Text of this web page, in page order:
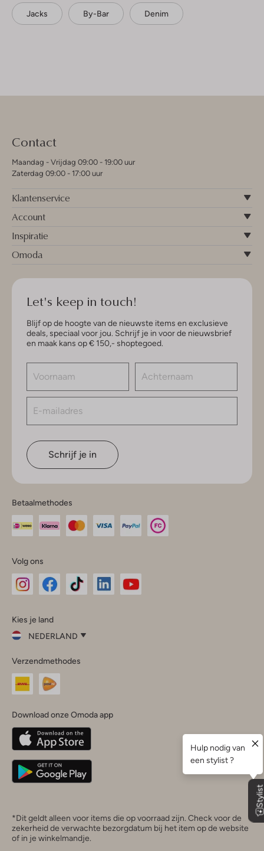
Jacks By-Bar Denim
Contact
Maandag - Vrijdag 09:00 - 19:00 uur
Zaterdag 09:00 - 17:00 uur
Klantenservice
Account
Inspiratie
Omoda
Let's keep in touch!
Blijf op de hoogte van de nieuwste items en exclusieve
deals, speciaal voor jou. Schrijf je in voor de nieuwsbrief
en maak kans op € 150,- shoptegoed.
Schrijf je in
Betaalmethodes
Volg ons
InstagramFacebook
Kies je land
NEDERLAND
je
land
Nederland
Belgique(Français)
Deutschland
Verzendmethodes
Download onze Omoda app
*Dit geldt alleen voor items die op voorraad zijn. Check voor de
zekerheid de verwachte bezorgdatum bij het item op de website
of in je winkelmandje.